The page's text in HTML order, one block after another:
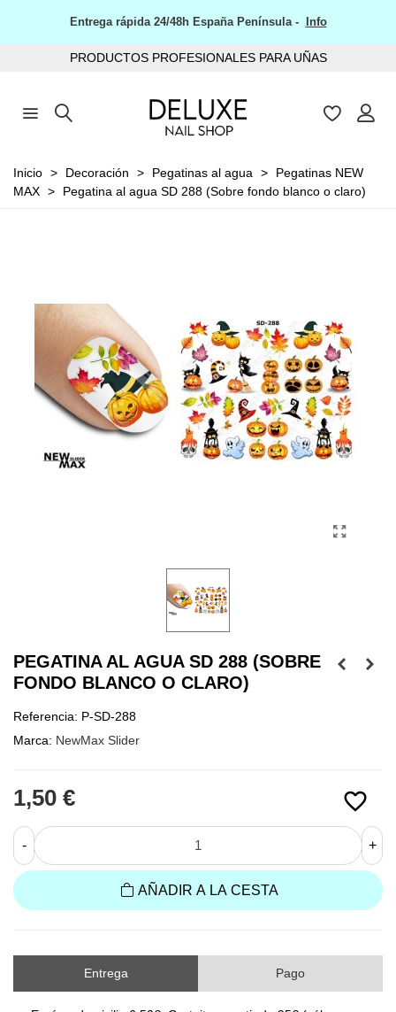
Entrega rápida 24/48h España Península - Info
PRODUCTOS PROFESIONALES PARA UÑAS
Inicio > Decoración > Pegatinas al agua >
Pegatinas NEW
MAX > Pegatina al agua SD 288 (Sobre fondo blanco o claro)
PEGATINA AL AGUA SD 288 (SOBRE
FONDO BLANCO O CLARO)
Referencia: P-SD-288
Marca: NewMax Slider
favorite_border
1,50 €
- +
AÑADIR A LA CESTA
Entrega Pago